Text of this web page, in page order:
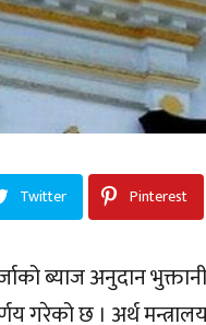
Twitter Pinterest
ब्याज अनुदान
गरेको छ । अर्थ